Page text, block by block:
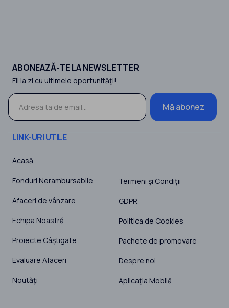
ABONEAZĂ-TE LA NEWSLETTER
Fii la zi cu ultimele oportunităţi!
Mă abonez
LINK-URI UTILE
Acasă
Fonduri Nerambursabile
Afaceri de vânzare
Echipa Noastră
Proiecte Câștigate
Evaluare Afaceri
Noutăţi
Termeni şi Condiţii
GDPR
Politica de Cookies
Pachete de promovare
Despre noi
Aplicaţia Mobilă